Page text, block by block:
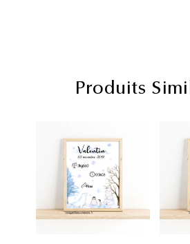
Produits